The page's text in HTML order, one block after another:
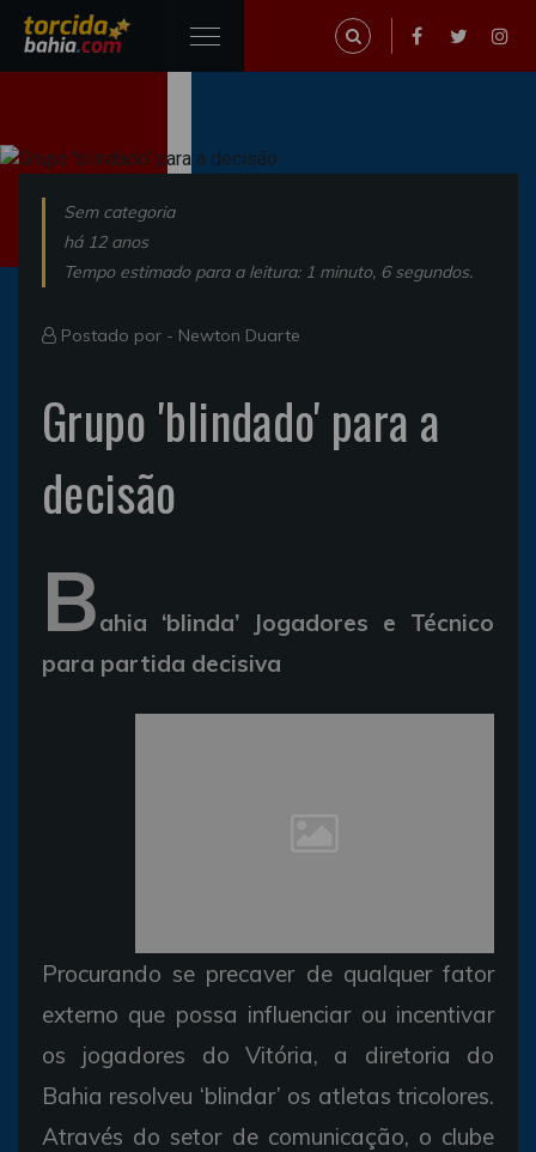
Sem categoria
há 12 anos
Tempo estimado para a leitura: 1 minuto, 6 segundos.
Postado por - Newton Duarte
Grupo 'blindado' para a
decisão
Bahia ‘blinda’ Jogadores e Técnico
para partida decisiva
Procurando se precaver de qualquer fator
externo que possa influenciar ou incentivar
os jogadores do Vitória, a diretoria do
Bahia resolveu ‘blindar’ os atletas tricolores.
Através do setor de comunicação, o clube